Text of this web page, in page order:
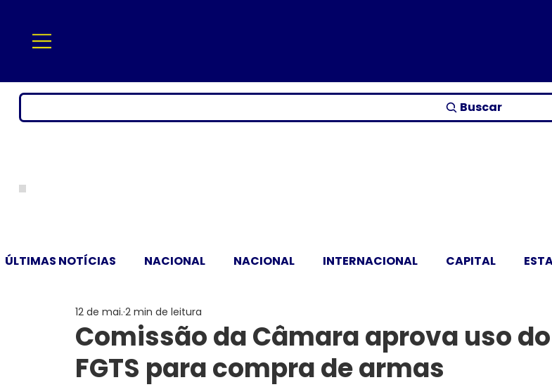
Buscar
ÚLTIMAS NOTÍCIAS NACIONAL NACIONAL INTERNACIONAL CAPITAL
Comissão da Câmara aprova uso do
FGTS para compra de armas
12 de mai. 2 min de leitura